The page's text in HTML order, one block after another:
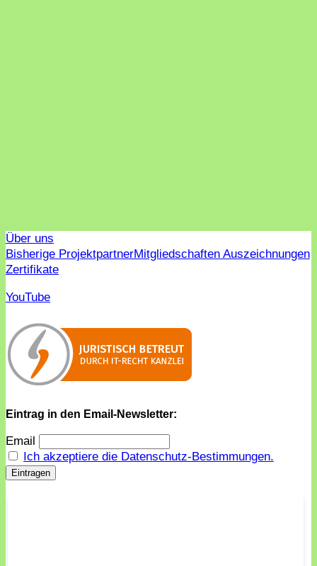
Über uns
Bisherige ProjektpartnerMitgliedschaften Auszeichnungen
Zertifikate
YouTube
Eintrag in den Email-Newsletter:
Email
Ich akzeptiere die Datenschutz-Bestimmungen.